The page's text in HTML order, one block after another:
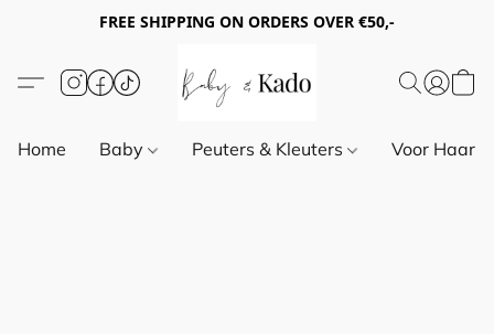
FREE SHIPPING ON ORDERS OVER €50,-
Home Baby Peuters & Kleuters Voor Haar